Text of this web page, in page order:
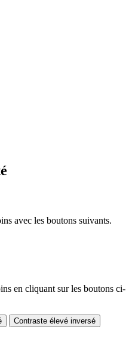
avec les boutons suivants.
en cliquant sur les boutons ci-
Contraste élevé inversé